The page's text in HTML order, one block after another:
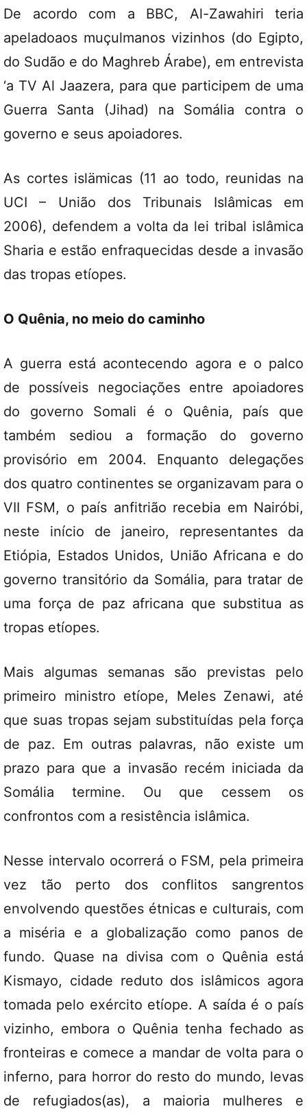
De acordo com a BBC, Al-Zawahiri teria
apeladoaos muçulmanos vizinhos (do Egipto,
do Sudão e do Maghreb Árabe), em entrevista
‘a TV Al Jaazera, para que participem de uma
Guerra Santa (Jihad) na Somália contra o
governo e seus apoiadores.
As cortes islämicas (11 ao todo, reunidas na
UCI – União dos Tribunais Islâmicas em
2006), defendem a volta da lei tribal islâmica
Sharia e estão enfraquecidas desde a invasão
das tropas etíopes.
O Quênia, no meio do caminho
A guerra está acontecendo agora e o palco
de possíveis negociações entre apoiadores
do governo Somali é o Quênia, país que
também sediou a formação do governo
provisório em 2004. Enquanto delegações
dos quatro continentes se organizavam para o
VII FSM, o país anfitrião recebia em Nairóbi,
neste início de janeiro, representantes da
Etiópia, Estados Unidos, União Africana e do
governo transitório da Somália, para tratar de
uma força de paz africana que substitua as
tropas etíopes.
Mais algumas semanas são previstas pelo
primeiro ministro etíope, Meles Zenawi, até
que suas tropas sejam substituídas pela força
de paz. Em outras palavras, não existe um
prazo para que a invasão recém iniciada da
Somália termine. Ou que cessem os
confrontos com a resistência islâmica.
Nesse intervalo ocorrerá o FSM, pela primeira
vez tão perto dos conflitos sangrentos
envolvendo questões étnicas e culturais, com
a miséria e a globalização como panos de
fundo. Quase na divisa com o Quênia está
Kismayo, cidade reduto dos islâmicos agora
tomada pelo exército etíope. A saída é o país
vizinho, embora o Quênia tenha fechado as
fronteiras e comece a mandar de volta para o
inferno, para horror do resto do mundo, levas
de refugiados(as), a maioria mulheres e